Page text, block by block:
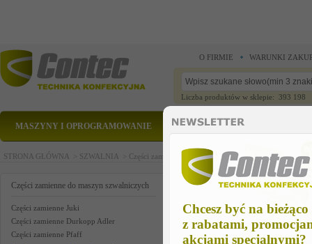
Chcesz być na bieżąco
z rabatami,
akcjami specjalnymi?
O FIRMIE WARUNKI
Liczba produktów w sklepie: 393 198
MASZYNY I OPROGRAMOWANIE CZĘŚCI ZAMIENNE
STRONA GŁÓWNA > SZWALNIA > Części zamienne do maszyn szwalniczych >Części
Części zamienne do maszyn szwalniczych
Części zamienne Juki
Części zamienne Durkopp Adler
Części zamienne Pfaff
union part us